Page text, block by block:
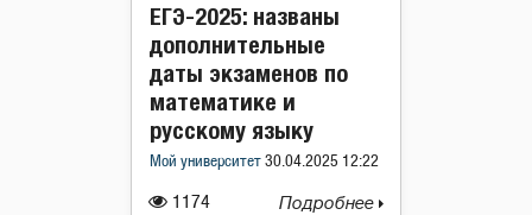
1174
ЕГЭ-2025: названы
дополнительные
даты экзаменов по
математике и
русскому языку
Мой университет 30.04.2025 12:22
Подробнее